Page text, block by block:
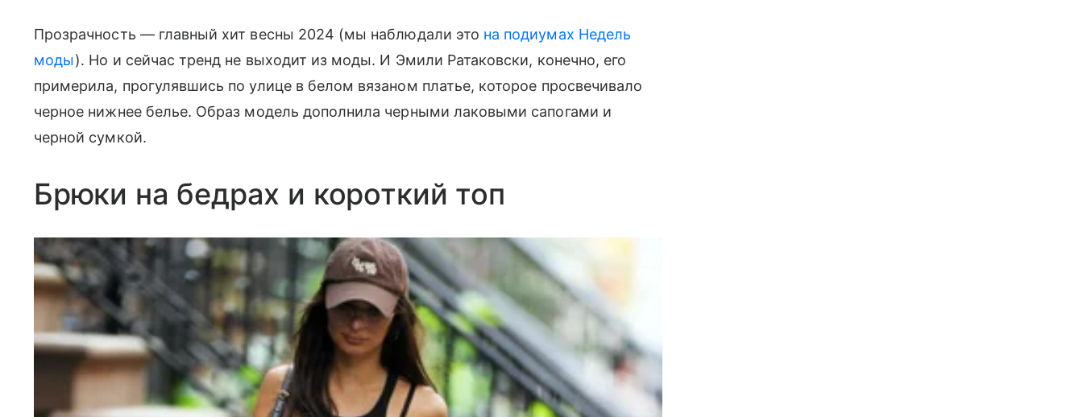
Прозрачность — главный хит весны 2024 (мы наблюдали это на подиумах Недель
моды). Но и сейчас тренд не выходит из моды. И Эмили Ратаковски, конечно, его
примерила, прогулявшись по улице в белом вязаном платье, которое просвечивало
черное нижнее белье. Образ модель дополнила черными лаковыми сапогами и
черной сумкой.
Брюки на бедрах и короткий топ